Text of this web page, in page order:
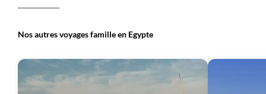
Nos autres voyages famille en Egypte